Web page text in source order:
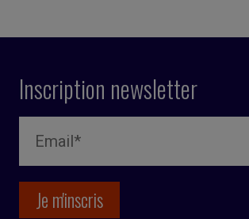
Inscription newsletter